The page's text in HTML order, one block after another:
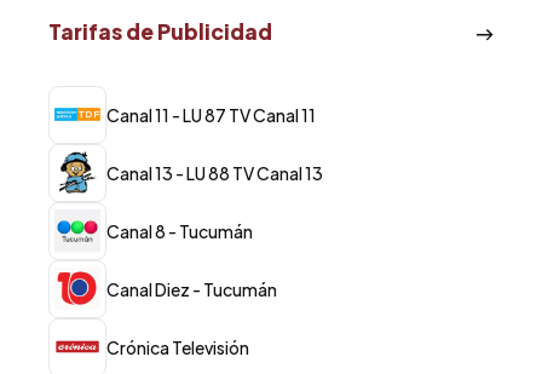
Tarifas de Publicidad
Canal 11 - LU 87 TV Canal 11
Canal 13 - LU 88 TV Canal 13
Canal 8 - Tucumán
Canal Diez - Tucumán
Crónica Televisión